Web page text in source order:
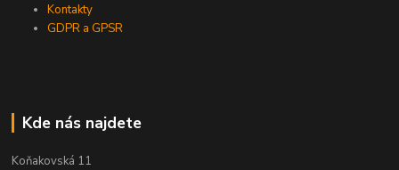
Kontakty
GDPR a GPSR
Kde nás najdete
Koňakovská 11